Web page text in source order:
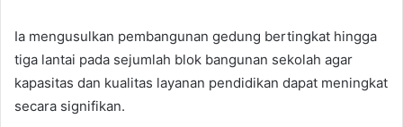
Ia mengusulkan pembangunan gedung bertingkat hingga
tiga lantai pada sejumlah blok bangunan sekolah agar
kapasitas dan kualitas layanan pendidikan dapat meningkat
secara signifikan.